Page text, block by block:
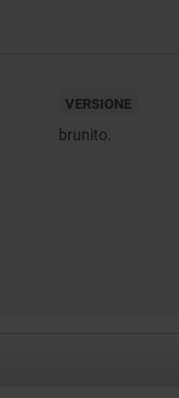
VERSIONE
brunito.